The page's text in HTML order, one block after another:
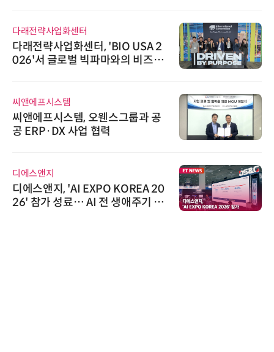
다래전략사업화센터
다래전략사업화센터, 'BIO USA 2
026'서 글로벌 빅파마와의 비즈니
씨앤에프시스템
씨앤에프시스템, 오웬스그룹과 공
공 ERP·DX 사업 협력
디에스앤지
디에스앤지, 'AI EXPO KOREA 20
26' 참가 성료… AI 전 생애주기 아